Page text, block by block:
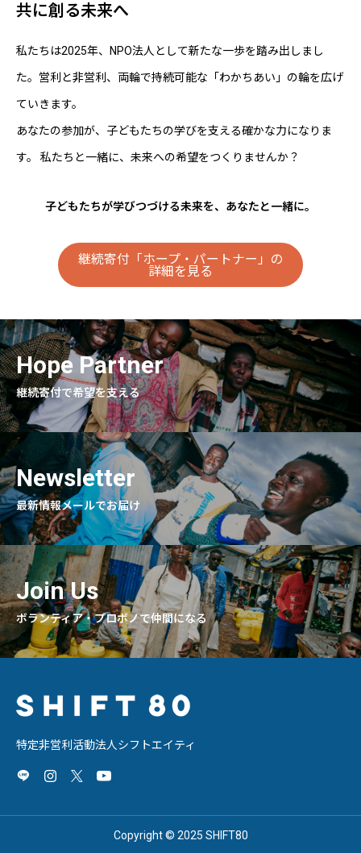
共に創る未来へ
私たちは2025年、NPO法人として新たな一歩を踏み出しまし
た。営利と非営利、両輪で持続可能な「わかちあい」の輪を広げ
ていきます。
あなたの参加が、子どもたちの学びを支える確かな力になりま
す。 私たちと一緒に、未来への希望をつくりませんか？
子どもたちが学びつづける未来を、あなたと一緒に。
継続寄付「ホープ・パートナー」の
詳細を見る
Hope Partner
継続寄付で希望を支える
Newsletter
最新情報メールでお届け
Join Us
ボランティア・プロボノで仲間になる
特定非営利活動法人シフトエイティ
Copyright © 2025 SHIFT80